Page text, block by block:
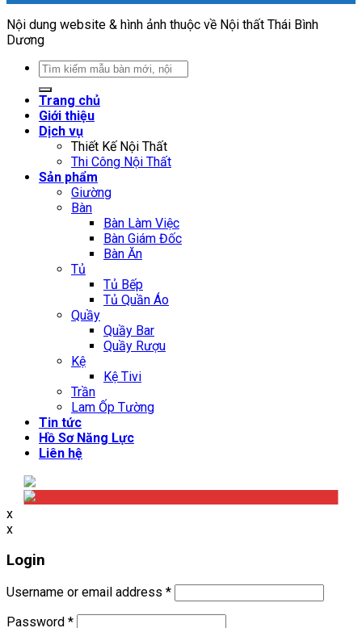
Nội dung website & hình ảnh thuộc về Nội thất Thái Bình
Dương
Search
for:
Trang chủ
Giới thiệu
Dịch vụ
Thiết Kế Nội Thất
Thi Công Nội Thất
Sản phẩm
Giường
Bàn
Bàn Làm Việc
Bàn Giám Đốc
Bàn Ăn
Tủ
Tủ Bếp
Tủ Quần Áo
Quầy
Quầy Bar
Quầy Rượu
Kệ
Kệ Tivi
Trần
Lam Ốp Tường
Tin tức
Hồ Sơ Năng Lực
Liên hệ
x
x
Login
Username or email address *
Password *